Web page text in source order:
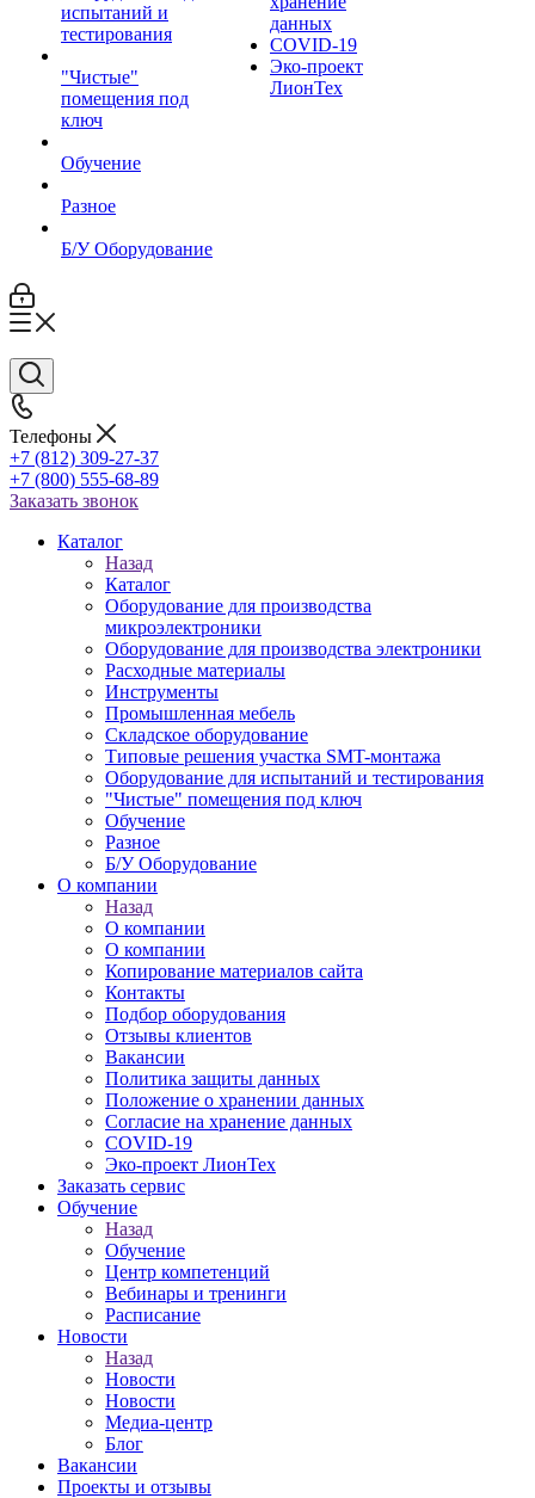
испытаний и
тестирования
"Чистые"
помещения под
ключ
Обучение
Разное
Б/У Оборудование
данных
COVID-19
Эко-проект
ЛионТех
Телефоны
+7 (812) 309-27-37
+7 (800) 555-68-89
Заказать звонок
Каталог
Назад
Каталог
Оборудование для производства
микроэлектроники
Оборудование для производства электроники
Расходные материалы
Инструменты
Промышленная мебель
Складское оборудование
Типовые решения участка SMT-монтажа
Оборудование для испытаний и тестирования
"Чистые" помещения под ключ
Обучение
Разное
Б/У Оборудование
О компании
Назад
О компании
О компании
Копирование материалов сайта
Контакты
Подбор оборудования
Отзывы клиентов
Вакансии
Политика защиты данных
Положение о хранении данных
Согласие на хранение данных
COVID-19
Эко-проект ЛионТех
Заказать сервис
Обучение
Назад
Обучение
Центр компетенций
Вебинары и тренинги
Расписание
Новости
Назад
Новости
Новости
Медиа-центр
Блог
Вакансии
Проекты и отзывы